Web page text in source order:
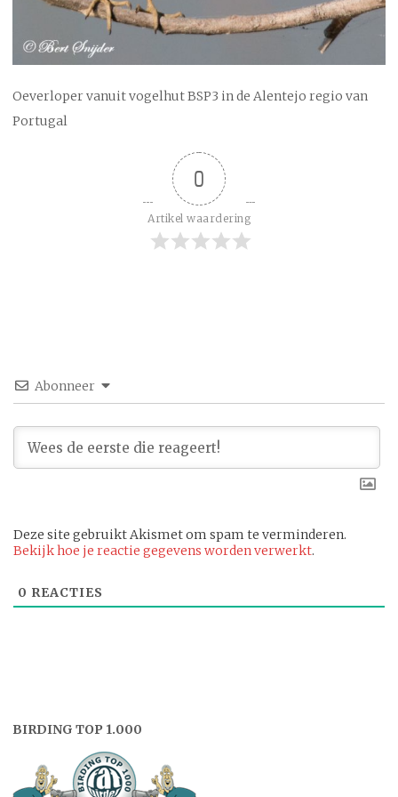
Oeverloper vanuit vogelhut BSP3 in de Alentejo regio van
Portugal
0
Artikel waardering
Abonneer
Deze site gebruikt Akismet om spam te verminderen.
Bekijk hoe je reactie gegevens worden verwerkt.
0 REACTIES
BIRDING TOP 1.000